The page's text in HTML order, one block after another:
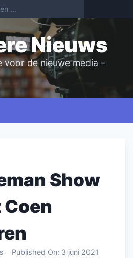
Nieuws
voor de nieuwe media –
Show
Published On: 3 juni 2021